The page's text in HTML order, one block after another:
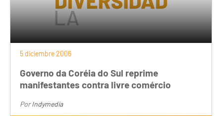
5 diciembre 2006
Governo da Coréia do Sul reprime
manifestantes contra livre comércio
PorIndymedia